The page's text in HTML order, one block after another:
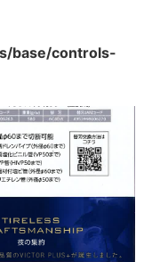
base/controls-